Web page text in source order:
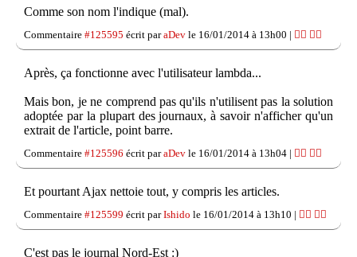
Comme son nom l'indique (mal).
Commentaire #125595 écrit paraDev le 16/01/2014 à 13h00 | 👍🏽 👎🏽
Après, ça fonctionne avec l'utilisateur lambda...
Mais bon, je ne comprend pas qu'ils n'utilisent pas la solution
adoptée par la plupart des journaux, à savoir n'afficher qu'un
extrait de l'article, point barre.
Commentaire #125596 écrit paraDev le 16/01/2014 à 13h04 | 👍🏽 👎🏽
Et pourtant Ajax nettoie tout, y compris les articles.
Commentaire #125599 écrit parIshido le 16/01/2014 à 13h10 | 👍🏽 👎🏽
C'est pas le journal Nord-Est :)